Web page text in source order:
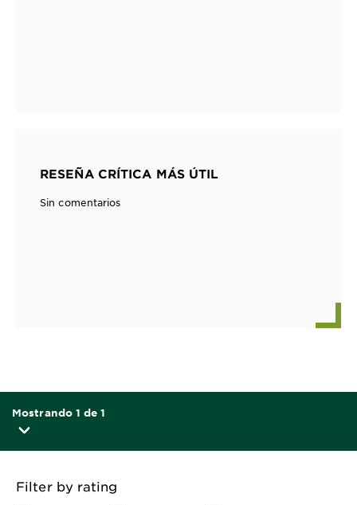
RESEÑA CRÍTICA MÁS ÚTIL
Sin comentarios
Mostrando 1 de 1
Filter by rating